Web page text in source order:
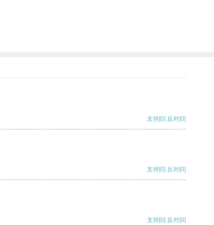
支持[0] 反对[0]
支持[0] 反对[0]
支持[0] 反对[0]